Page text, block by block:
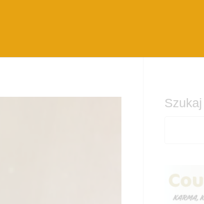
Szukaj